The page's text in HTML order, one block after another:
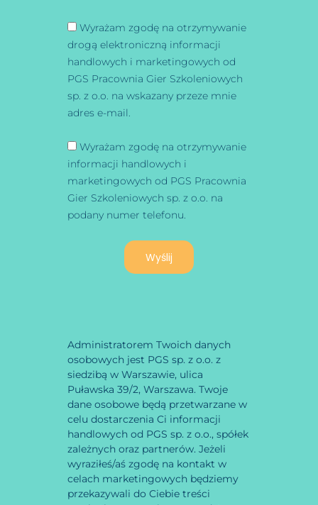
Wyrażam zgodę na otrzymywanie
drogą elektroniczną informacji
handlowych i marketingowych od
PGS Pracownia Gier Szkoleniowych
sp. z o.o. na wskazany przeze mnie
adres e-mail.
Wyrażam zgodę na otrzymywanie
informacji handlowych i
marketingowych od PGS Pracownia
Gier Szkoleniowych sp. z o.o. na
podany numer telefonu.
Wyślij
Administratorem Twoich danych
osobowych jest PGS sp. z o.o. z
siedzibą w Warszawie, ulica
Puławska 39/2, Warszawa. Twoje
dane osobowe będą przetwarzane w
celu dostarczenia Ci informacji
handlowych od PGS sp. z o.o., spółek
zależnych oraz partnerów. Jeżeli
wyraziłeś/aś zgodę na kontakt w
celach marketingowych będziemy
przekazywali do Ciebie treści